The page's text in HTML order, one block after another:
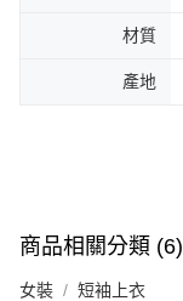
材質
產地
商品相關分類 (6)
女裝 短袖上衣